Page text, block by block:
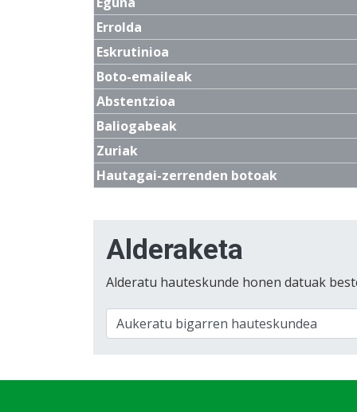
Errolda
Eskrutinioa
Boto-emaileak
Abstentzioa
Baliogabeak
Zuriak
Hautagai-zerrenden botoak
Alderaketa
Alderatu hauteskunde honen datuak